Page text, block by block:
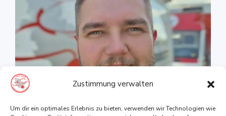
Zustimmung verwalten
Um dir ein optimales Erlebnis zu bieten, verwenden wir Technologien wie